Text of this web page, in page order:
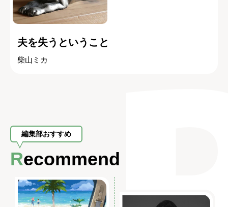
夫を失うということ
柴山ミカ
編集部おすすめ
Recommend